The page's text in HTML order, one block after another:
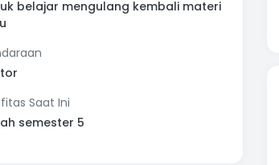
belajar mengulang kembali materi
Saat Ini
semester 5